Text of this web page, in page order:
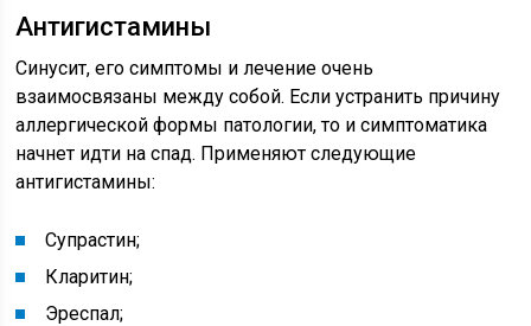
Антигистамины
Синусит, его симптомы и лечение очень
взаимосвязаны между собой. Если устранить причину
аллергической формы патологии, то и симптоматика
начнет идти на спад. Применяют следующие
антигистамины:
Супрастин;
Кларитин;
Эреспал;